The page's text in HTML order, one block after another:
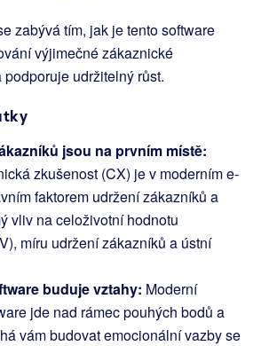
zabývá tím, jak je tento software
výjimečné zákaznické
udržitelný růst.
jsou na prvním místě:
zkušenost (CX) je v moderním e-
faktorem udržení zákazníků a
vliv na celoživotní hodnotu
míru udržení zákazníků a ústní
buduje vztahy: Moderní
jde nad rámec pouhých bodů a
vám budovat emocionální vazby se